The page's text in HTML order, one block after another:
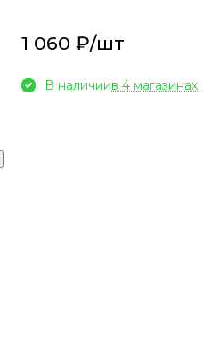
1 060 ₽/шт
В наличиив 4 магазинах